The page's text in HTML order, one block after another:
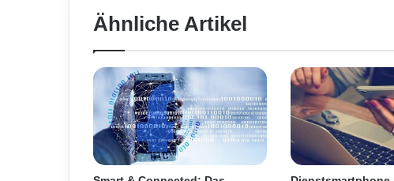
i
u
n
w
i
r
d
d
Ähnliche Artikel